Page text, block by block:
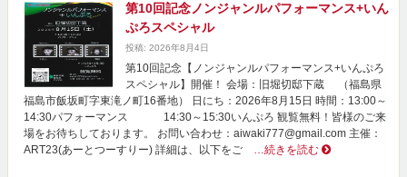
第10回記念ノンジャンルパフォーマンス+いん
ぷろスペシャル
投稿: 2026年8月4日
第10回記念【ノンジャンルパフォーマンス+いんぷろ
スペシャル】開催！ 会場：旧堀切邸下蔵 （福島県
福島市飯坂町字東滝ノ町16番地） 日にち：2026年8月15日 時間：13:00～
14:30パフォーマンス 14:30～15:30いんぷろ 観覧無料！皆様のご来
場をお待ちしております。 お問い合わせ：aiwaki777@gmail.com 主催：
ART23(あーとつーすりー) 詳細は、以下をご …続きを読む